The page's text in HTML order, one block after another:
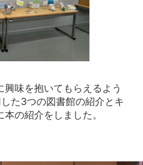
味を抱いてもらえるよう
た3つの図書館の紹介とキ
の紹介をしました。